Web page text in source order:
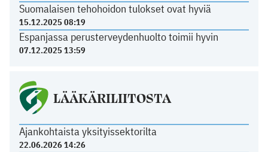
Suomalaisen tehohoidon tulokset ovat hyviä
15.12.2025 08:19
Espanjassa perusterveydenhuolto toimii hyvin
07.12.2025 13:59
LÄÄKÄRILIITOSTA
Ajankohtaista yksityissektorilta
22.06.2026 14:26